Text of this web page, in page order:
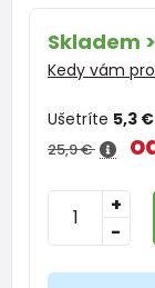
Skladem
Kedy vám
Ušetríte 5,3 €
25,9 €
-
+